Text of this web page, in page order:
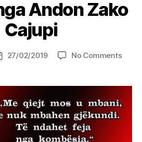
Andon Zako
Cajupi
27/02/2019 No Commentson